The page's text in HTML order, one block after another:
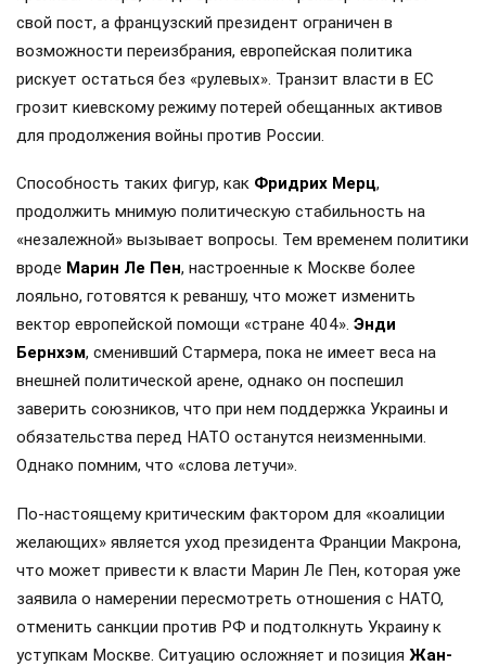
свой пост, а французский президент ограничен в
возможности переизбрания, европейская политика
рискует остаться без «рулевых». Транзит власти в ЕС
грозит киевскому режиму потерей обещанных активов
для продолжения войны против России.
Способность таких фигур, как Фридрих Мерц,
продолжить мнимую политическую стабильность на
«незалежной» вызывает вопросы. Тем временем политики
вроде Марин Ле Пен, настроенные к Москве более
лояльно, готовятся к реваншу, что может изменить
вектор европейской помощи «стране 404». Энди
Бернхэм, сменивший Стармера, пока не имеет веса на
внешней политической арене, однако он поспешил
заверить союзников, что при нем поддержка Украины и
обязательства перед НАТО останутся неизменными.
Однако помним, что «слова летучи».
По-настоящему критическим фактором для «коалиции
желающих» является уход президента Франции Макрона,
что может привести к власти Марин Ле Пен, которая уже
заявила о намерении пересмотреть отношения с НАТО,
отменить санкции против РФ и подтолкнуть Украину к
уступкам Москве. Ситуацию осложняет и позиция Жан-